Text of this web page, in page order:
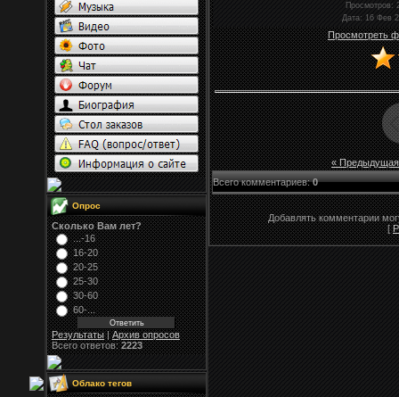
Опрос
Сколько Вам лет?
...-16
16-20
20-25
25-30
30-60
60-...
Результаты|Архив опросов
Всего ответов:2223
Облако тегов
Просмотров:
Дата: 16 Фев
Просмотреть
« Предыдущая
Всего комментариев:0
Добавлять комментарии
[